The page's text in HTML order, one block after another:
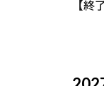
【終